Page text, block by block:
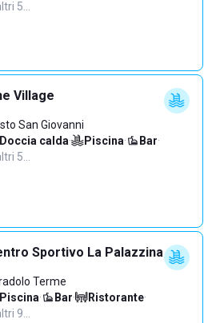
5…
Village
San Giovanni
Doccia calda· Piscina· Bar·
5…
Sportivo La Palazzina
Terme
Piscina· Bar· Ristorante·
9…